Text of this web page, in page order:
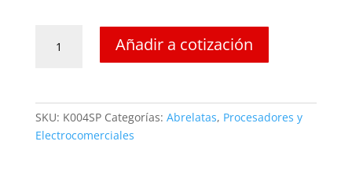
para
cantidad
Añadir a cotización
SKU: K004SP Categorías: Abrelatas, Procesadores y
Electrocomerciales